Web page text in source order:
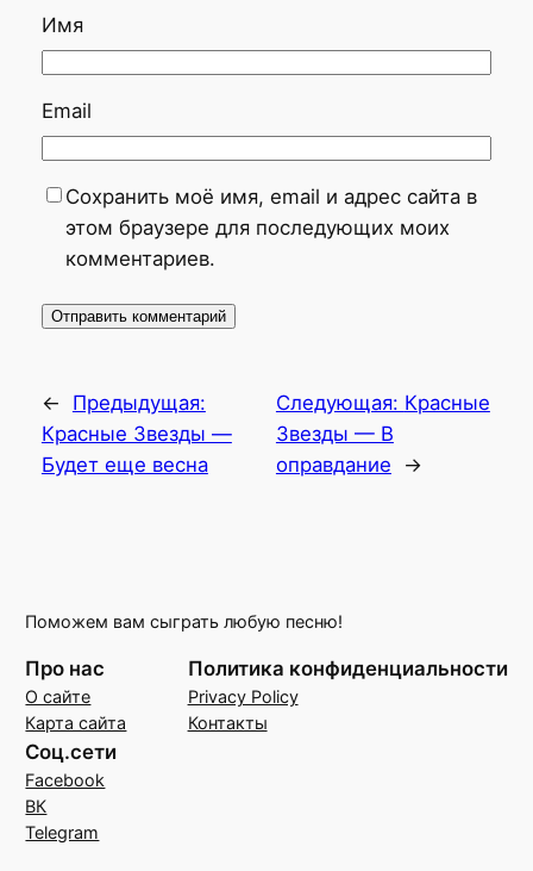
Имя
Email
Сохранить моё имя, email и адрес сайта в
этом браузере для последующих моих
комментариев.
←
Предыдущая:
Красные Звезды —
Будет еще весна
Следующая: Красные
Звезды — В
оправдание
→
Поможем вам сыграть любую песню!
Про нас
О сайте
Карта сайта
Политика конфиденциальности
Privacy Policy
Контакты
Соц.сети
Facebook
ВК
Telegram